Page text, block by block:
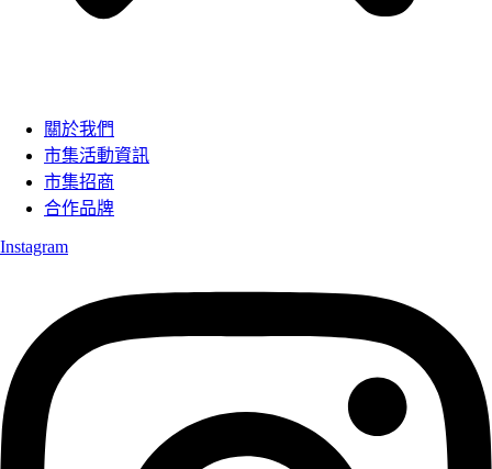
關於我們
市集活動資訊
市集招商
合作品牌
Instagram